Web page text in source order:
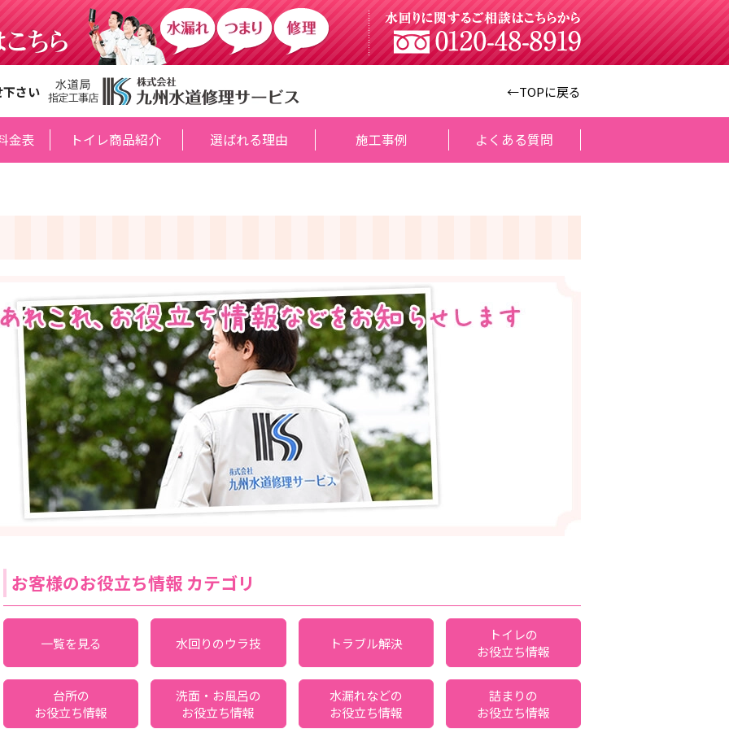
さい ←TOPに戻る
金表 トイレ商品紹介 選ばれる理由 施工事例 よくある質問
お客様のお役立ち情報 カテゴリ
一覧を見る 水回りのウラ技 トラブル解決
トイレの
お役立ち情報
台所の
お役立ち情報
洗面・お風呂の
お役立ち情報
水漏れなどの
お役立ち情報
詰まりの
お役立ち情報